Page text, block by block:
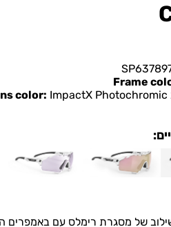
Frame
color: ImpactX Photochromic
של מסגרת רימלס עם